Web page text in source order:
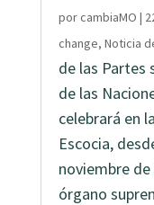
porcambiaMO |
change, Noticia
de las Partes
de las
celebrará en
Escocia,
noviembre
órgano